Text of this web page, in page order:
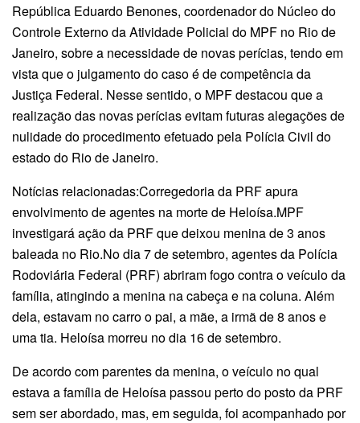
República Eduardo Benones, coordenador do Núcleo do
Controle Externo da Atividade Policial do MPF no Rio de
Janeiro, sobre a necessidade de novas perícias, tendo em
vista que o julgamento do caso é de competência da
Justiça Federal. Nesse sentido, o MPF destacou que a
realização das novas perícias evitam futuras alegações de
nulidade do procedimento efetuado pela Polícia Civil do
estado do Rio de Janeiro.
Notícias relacionadas:Corregedoria da PRF apura
envolvimento de agentes na morte de Heloísa.MPF
investigará ação da PRF que deixou menina de 3 anos
baleada no Rio.No dia 7 de setembro, agentes da Polícia
Rodoviária Federal (PRF) abriram fogo contra o veículo da
família, atingindo a menina na cabeça e na coluna. Além
dela, estavam no carro o pai, a mãe, a irmã de 8 anos e
uma tia. Heloísa morreu no dia 16 de setembro.
De acordo com parentes da menina, o veículo no qual
estava a família de Heloísa passou perto do posto da PRF
sem ser abordado, mas, em seguida, foi acompanhado por